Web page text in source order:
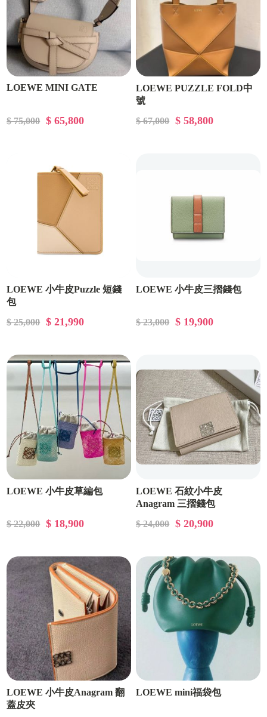
LOEWE MINI GATE
$ 75,000 $ 65,800
LOEWE PUZZLE FOLD中
號
$ 67,000
$ 58,800
LOEWE 小牛皮Puzzle 短錢
包
$ 25,000
$ 21,990
LOEWE 小牛皮三摺錢包
$ 23,000 $ 19,900
LOEWE 小牛皮草編包
$ 22,000 $ 18,900
LOEWE 石紋小牛皮
Anagram 三摺錢包
$ 24,000
$ 20,900
LOEWE 小牛皮Anagram 翻
蓋皮夾
LOEWE mini福袋包